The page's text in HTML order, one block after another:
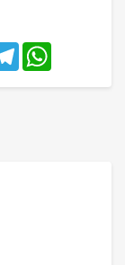
Telegram